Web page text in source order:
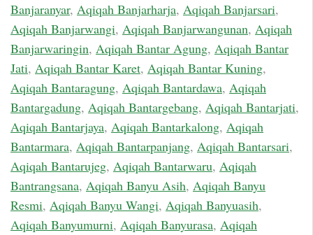
Banjaranyar, Aqiqah Banjarharja, Aqiqah Banjarsari,
Aqiqah Banjarwangi, Aqiqah Banjarwangunan, Aqiqah
Banjarwaringin, Aqiqah Bantar Agung, Aqiqah Bantar
Jati, Aqiqah Bantar Karet, Aqiqah Bantar Kuning,
Aqiqah Bantaragung, Aqiqah Bantardawa, Aqiqah
Bantargadung, Aqiqah Bantargebang, Aqiqah Bantarjati,
Aqiqah Bantarjaya, Aqiqah Bantarkalong, Aqiqah
Bantarmara, Aqiqah Bantarpanjang, Aqiqah Bantarsari,
Aqiqah Bantarujeg, Aqiqah Bantarwaru, Aqiqah
Bantrangsana, Aqiqah Banyu Asih, Aqiqah Banyu
Resmi, Aqiqah Banyu Wangi, Aqiqah Banyuasih,
Aqiqah Banyumurni, Aqiqah Banyurasa, Aqiqah